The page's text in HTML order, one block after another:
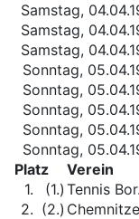
Samstag,
Samstag,
Samstag,
Sonntag,
Sonntag,
Sonntag,
Sonntag,
Sonntag,
Platz
Verein
1.
(1.) Tennis
2. (2.)